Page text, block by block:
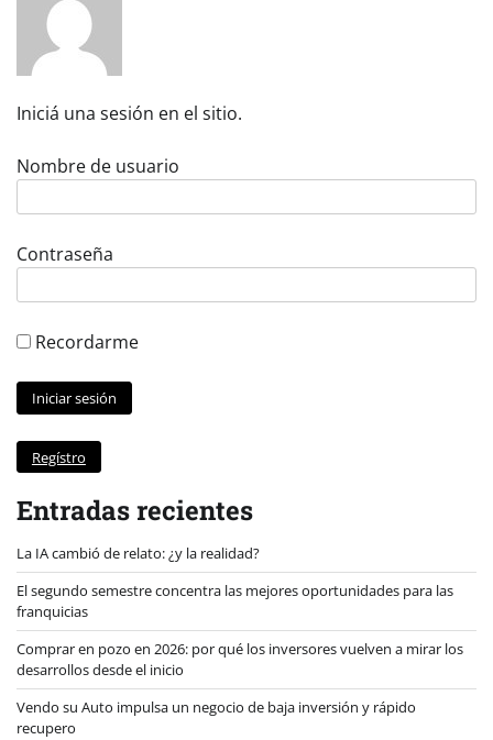
Iniciá una sesión en el sitio.
Nombre de usuario
Contraseña
Recordarme
Regístro
Entradas recientes
La IA cambió de relato: ¿y la realidad?
El segundo semestre concentra las mejores oportunidades para las
franquicias
Comprar en pozo en 2026: por qué los inversores vuelven a mirar los
desarrollos desde el inicio
Vendo su Auto impulsa un negocio de baja inversión y rápido
recupero